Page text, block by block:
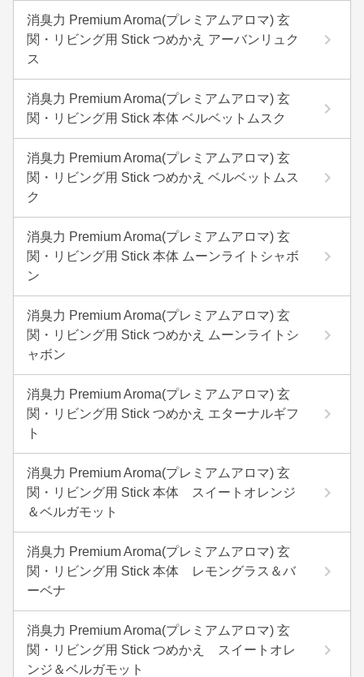
消臭力 Premium Aroma(プレミアムアロマ) 玄
関・リビング用 Stick つめかえ アーバンリュク
ス
消臭力 Premium Aroma(プレミアムアロマ) 玄
関・リビング用 Stick 本体 ベルベットムスク
消臭力 Premium Aroma(プレミアムアロマ) 玄
関・リビング用 Stick つめかえ ベルベットムス
ク
消臭力 Premium Aroma(プレミアムアロマ) 玄
関・リビング用 Stick 本体 ムーンライトシャボ
ン
消臭力 Premium Aroma(プレミアムアロマ) 玄
関・リビング用 Stick つめかえ ムーンライトシ
ャボン
消臭力 Premium Aroma(プレミアムアロマ) 玄
関・リビング用 Stick つめかえ エターナルギフ
ト
消臭力 Premium Aroma(プレミアムアロマ) 玄
関・リビング用 Stick 本体 スイートオレンジ
＆ベルガモット
消臭力 Premium Aroma(プレミアムアロマ) 玄
関・リビング用 Stick 本体 レモングラス＆バ
ーベナ
消臭力 Premium Aroma(プレミアムアロマ) 玄
関・リビング用 Stick つめかえ スイートオレ
ンジ＆ベルガモット